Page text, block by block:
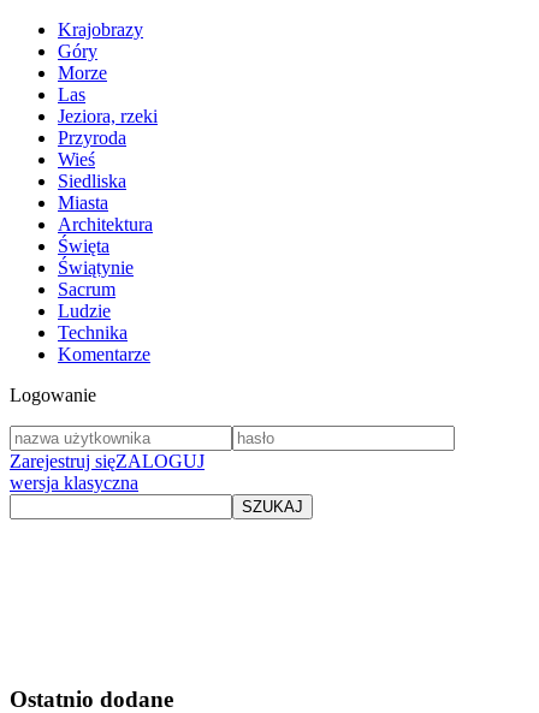
Krajobrazy
Góry
Morze
Las
Jeziora, rzeki
Przyroda
Wieś
Siedliska
Miasta
Architektura
Święta
Świątynie
Sacrum
Ludzie
Technika
Komentarze
Logowanie
Zarejestruj sięZALOGUJ
wersja klasyczna
Ostatnio dodane